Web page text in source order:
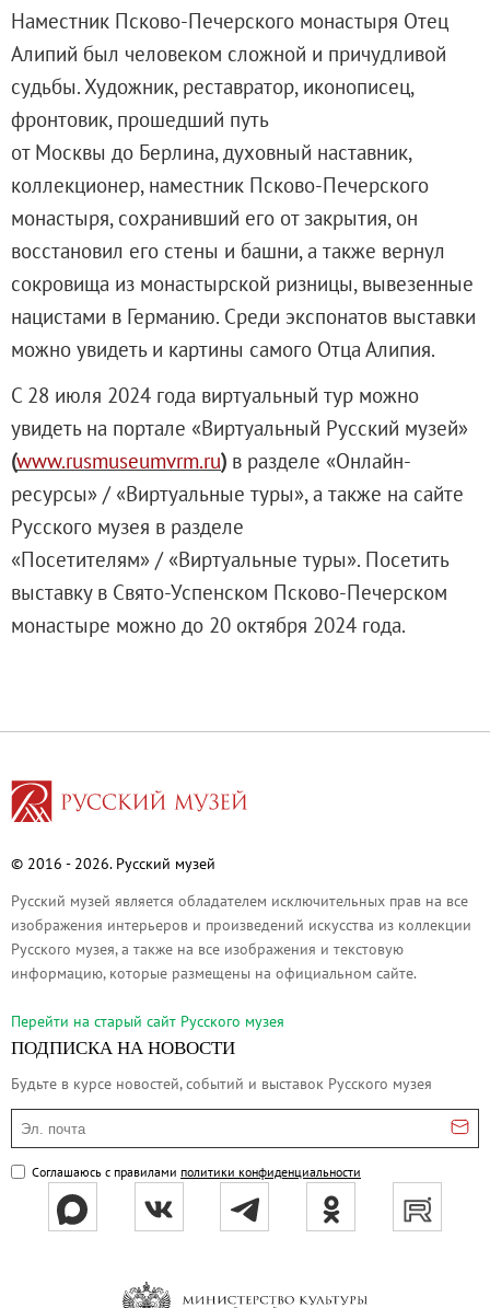
Корпус Бенуа
Михайловский (Инженерный) замок
Мраморный дворец
Строгановский дворец
Домик Петра I
Летний дворец Петра I
Летний сад
Михайловский сад
Западный павильон Михайловского
Восточный павильон Михайловского
Филиал в Кемерово
Партнеры и спонсоры
Культурно-просветительские и
Ассоциация художественных музеев
Локальные нормативные акты
Уставные документы
Закупки
Результаты проведения специальной
Аренда
Страницы памяти
Коллекции
Древнерусское искусство
Живопись второй половины XIX века -
Скульптура XVIII – начала XX вв.
Скульптура XX – XXI вв.
Нумизматика
Рисунок
Народное искусство
Архив изображений
Современная фотография
Дар Петера и Ирене Людвиг
Молодёжный совет
Наместник Псково-Печерского монастыря Отец
Алипий был человеком сложной и причудливой
судьбы. Художник, реставратор, иконописец,
фронтовик, прошедший путь
от Москвы до Берлина, духовный наставник,
коллекционер, наместник Псково-Печерского
монастыря, сохранивший его от закрытия, он
восстановил его стены и башни, а также вернул
сокровища из монастырской ризницы, вывезенные
нацистами в Германию. Среди экспонатов выставки
можно увидеть и картины самого Отца Алипия.
С 28 июля 2024 года виртуальный тур можно
увидеть на портале «Виртуальный Русский музей»
(www.rusmuseumvrm.ru) в разделе «Онлайн-
ресурсы» / «Виртуальные туры», а также на сайте
Русского музея в разделе
«Посетителям» / «Виртуальные туры». Посетить
выставку в Свято-Успенском Псково-Печерском
монастыре можно до 20 октября 2024 года.
© 2016 - 2026. Русский музей
Русский музей является обладателем исключительных прав на все
изображения интерьеров и произведений искусства из коллекции
Русского музея, а также на все изображения и текстовую
информацию, которые размещены на официальном сайте.
Перейти на cтарый сайт Русского музея
ПОДПИСКА НА НОВОСТИ
Будьте в курсе новостей, событий и выставок Русского музея
Эл. почта
Соглашаюсь с правилами политики конфиденциальности